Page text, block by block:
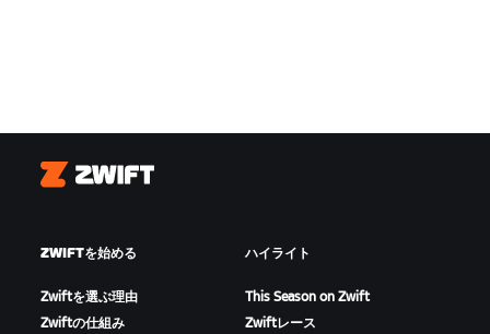
Zwift
ZWIFTを始める
Zwiftを選ぶ理由
Zwiftの仕組み
ハイライト
This Season on Zwift
Zwiftレース